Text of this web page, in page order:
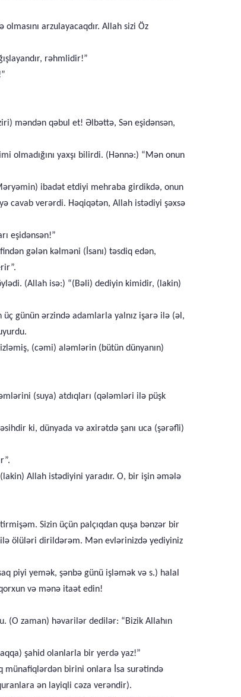
arzulayacaqdır. Allah sizi Öz
rəhmlidir!”
məndən qəbul et! Əlbəttə, Sən eşidənsən,
olmadığını yaxşı bilirdi. (Hənnə:) “Mən onun
ibadət etdiyi mehraba girdikdə, onun
cavab verərdi. Həqiqətən, Allah istədiyi şəxsə
eşidənsən!”
gələn kəlməni (İsanı) təsdiq edən,
(Allah isə:) “(Bəli) dediyin kimidir, (lakin)
günün ərzində adamlarla yalnız işarə ilə (əl,
(cəmi) aləmlərin (bütün dünyanın)
(suya) atdıqları (qələmləri ilə püşk
ki, dünyada və axirətdə şanı uca (şərəfli)
Allah istədiyini yaradır. O, bir işin əmələ
Sizin üçün palçıqdan quşa bənzər bir
ölüləri dirildərəm. Mən evlərinizdə yediyiniz
piyi yemək, şənbə günü işləmək və s.) halal
və mənə itaət edin!
(O zaman) həvarilər dedilər: “Bizik Allahın
şahid olanlarla bir yerdə yaz!”
münafiqlərdən birini onlara İsa surətində
ən layiqli cəza verəndir).